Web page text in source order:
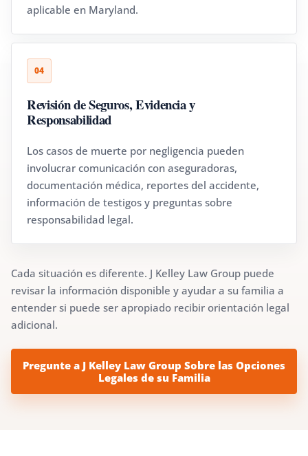
aplicable en Maryland.
04
Revisión de Seguros, Evidencia y
Responsabilidad
Los casos de muerte por negligencia pueden
involucrar comunicación con aseguradoras,
documentación médica, reportes del accidente,
información de testigos y preguntas sobre
responsabilidad legal.
Cada situación es diferente. J Kelley Law Group puede
revisar la información disponible y ayudar a su familia a
entender si puede ser apropiado recibir orientación legal
adicional.
Pregunte a J Kelley Law Group Sobre las Opciones
Legales de su Familia